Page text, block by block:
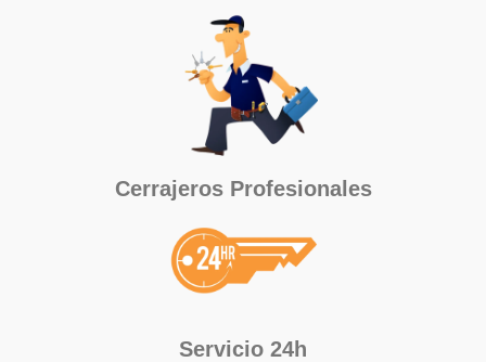
Cerrajeros Profesionales
Servicio 24h